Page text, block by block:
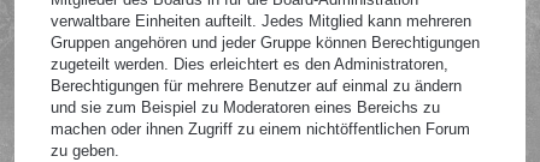
verwaltbare Einheiten aufteilt. Jedes Mitglied kann mehreren
Gruppen angehören und jeder Gruppe können Berechtigungen
zugeteilt werden. Dies erleichtert es den Administratoren,
Berechtigungen für mehrere Benutzer auf einmal zu ändern
und sie zum Beispiel zu Moderatoren eines Bereichs zu
machen oder ihnen Zugriff zu einem nichtöffentlichen Forum
zu geben.